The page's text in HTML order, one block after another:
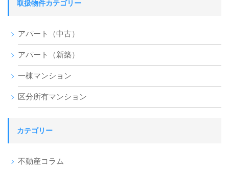
取扱物件カテゴリー
アパート（中古）
アパート（新築）
一棟マンション
区分所有マンション
カテゴリー
不動産コラム